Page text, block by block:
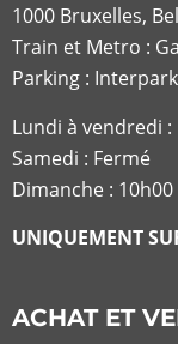
1000 Bruxelles,
Train et Metro :
Parking :
Lundi à vendredi :
Samedi : Fermé
Dimanche : 10h00
UNIQUEMENT
ACHAT ET